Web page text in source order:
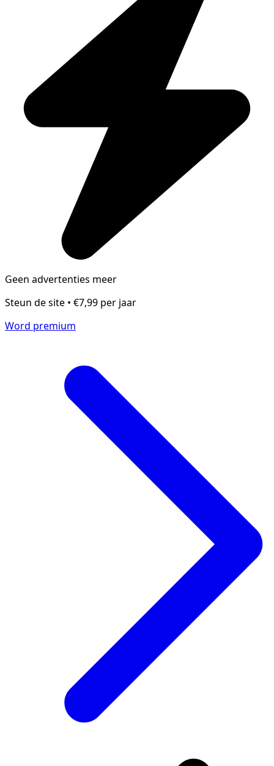
Geen advertenties meer
Steun de site • €7,99 per jaar
Word premium